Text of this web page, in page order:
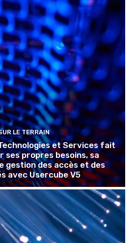
LE TERRAIN
et Services fait
ses propres besoins, sa
gestion des accès et des
avec Usercube V5